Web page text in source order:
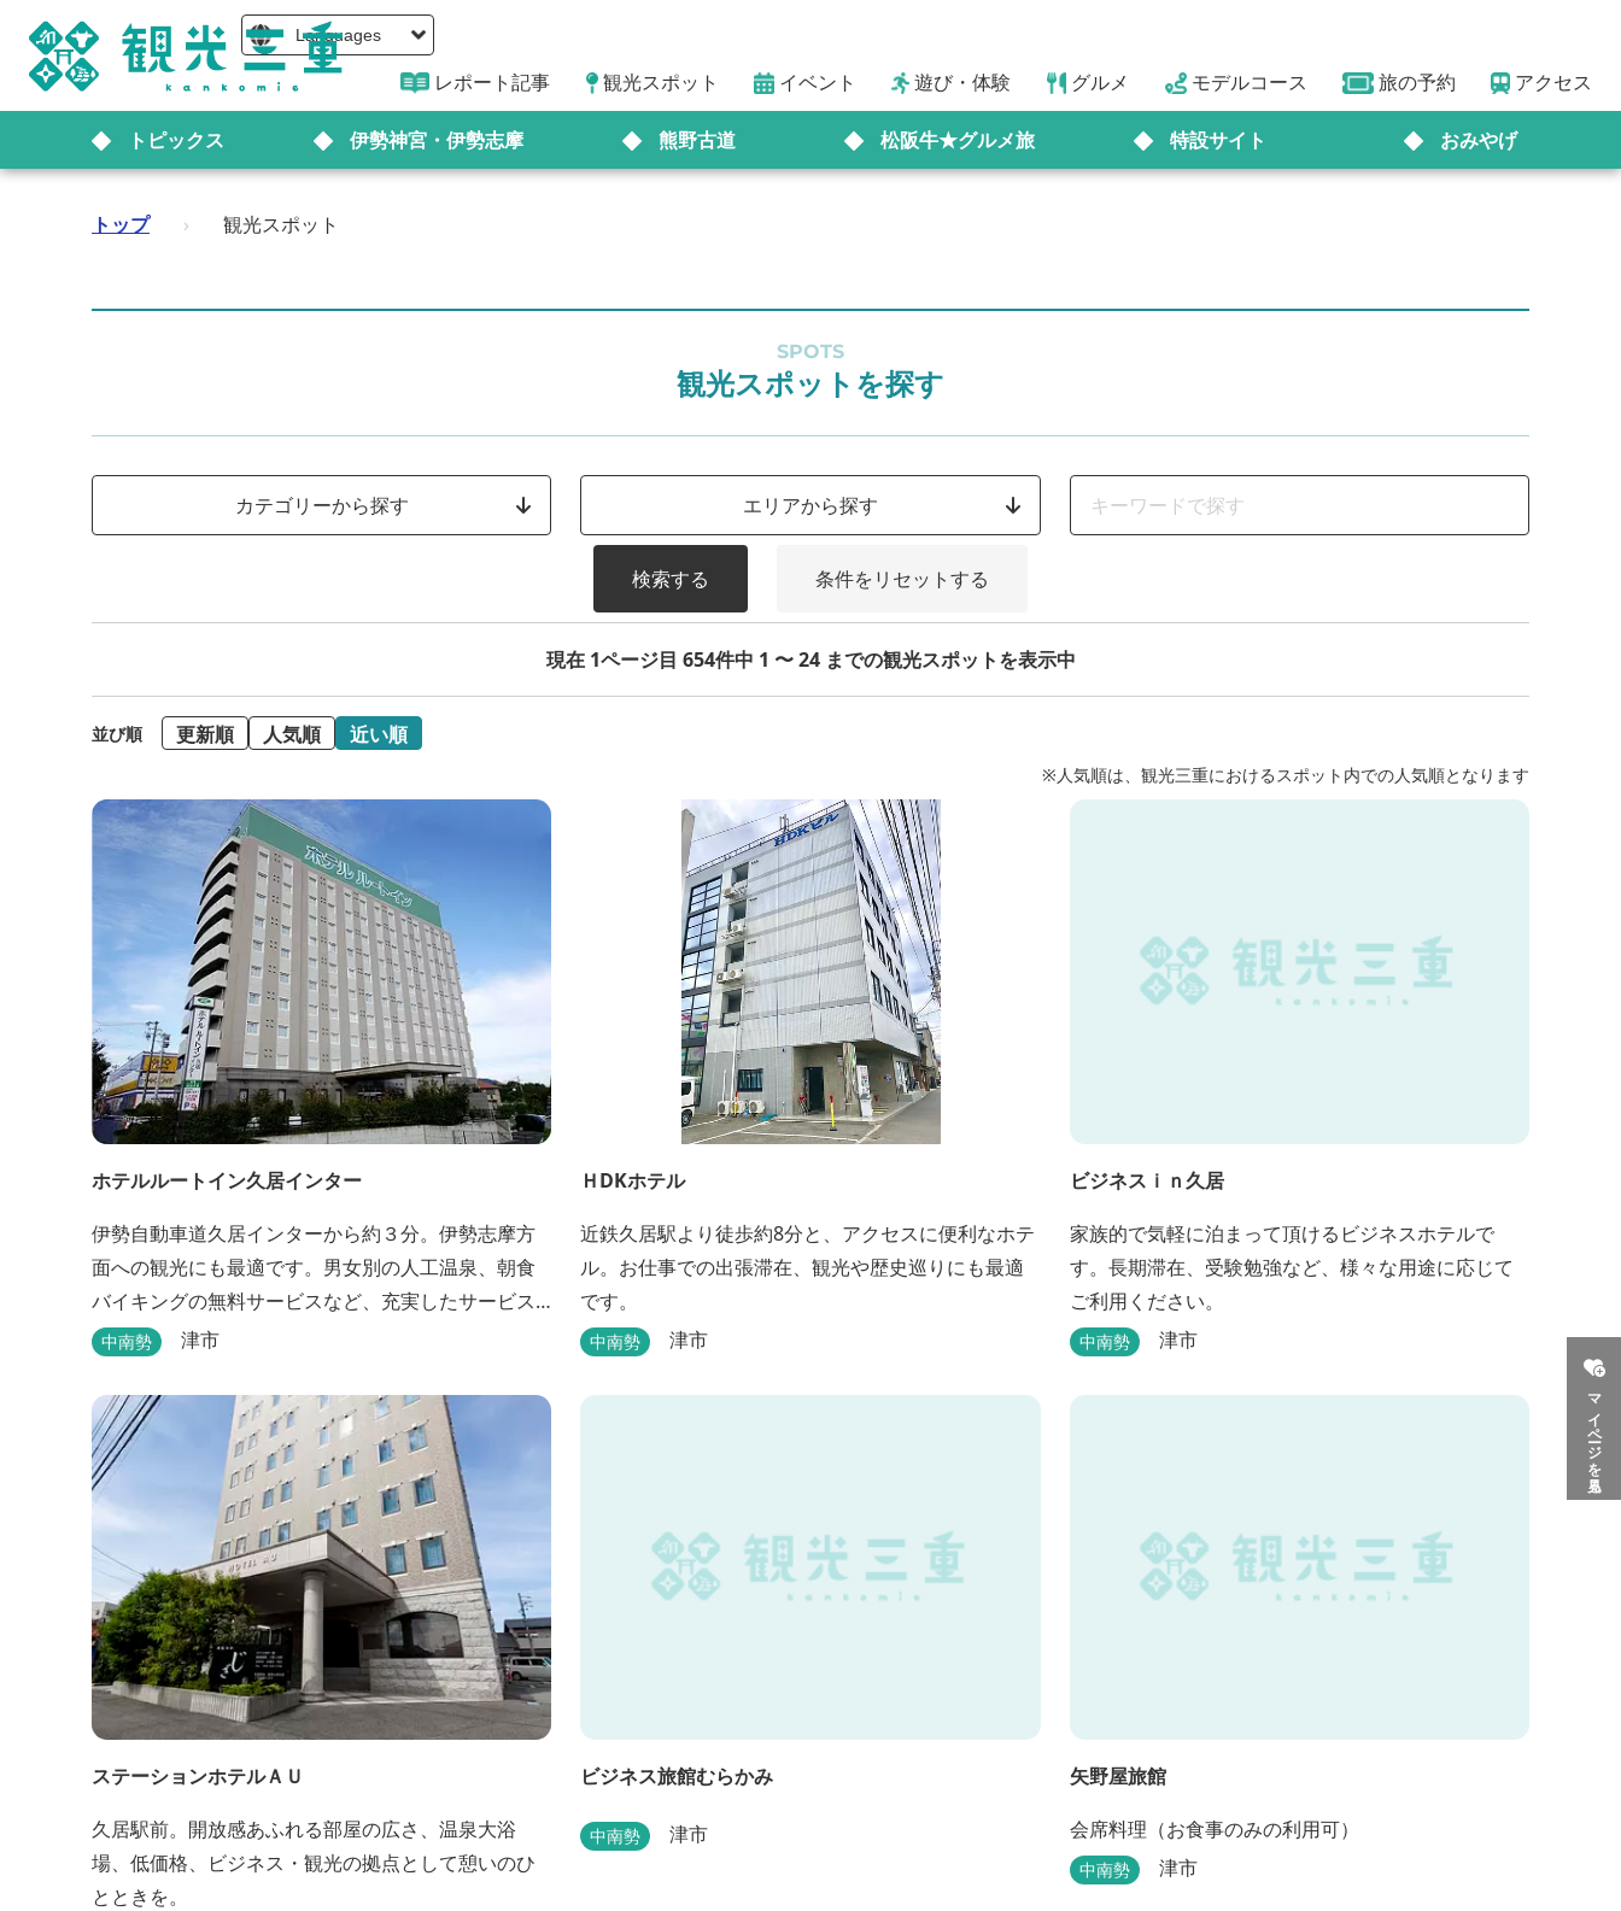
Languages
レポート記事 観光スポット イベント 遊び・体験 グルメ モデルコース 旅の予約 アクセス
トピックス 伊勢神宮・伊勢志摩 熊野古道 松阪牛★グルメ旅 特設サイト おみやげ
マイページを見る
トップ › 観光スポット
SPOTS
観光スポットを探す
カテゴリーから探す エリアから探す
検索する 条件をリセットする
現在 1ページ目 654件中 1 〜 24 までの観光スポットを表示中
並び順 更新順 人気順 近い順
※人気順は、観光三重におけるスポット内での人気順となります
ホテルルートイン久居インター
伊勢自動車道久居インターから約３分。伊勢志摩方
面への観光にも最適です。男女別の人工温泉、朝食
バイキングの無料サービスなど、充実したサービス
でお待ちしております。近くに多数の飲食店や物販
中南勢 津市
ＨDKホテル
近鉄久居駅より徒歩約8分と、アクセスに便利なホテ
ル。お仕事での出張滞在、観光や歴史巡りにも最適
です。
中南勢 津市
ビジネスｉｎ久居
家族的で気軽に泊まって頂けるビジネスホテルで
す。長期滞在、受験勉強など、様々な用途に応じて
ご利用ください。
中南勢 津市
ステーションホテルＡＵ
久居駅前。開放感あふれる部屋の広さ、温泉大浴
場、低価格、ビジネス・観光の拠点として憩いのひ
とときを。
ビジネス旅館むらかみ
中南勢 津市
矢野屋旅館
会席料理（お食事のみの利用可）
中南勢 津市